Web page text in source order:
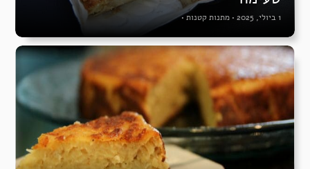
1 ביולי, 2025 • מתנות קטנות•